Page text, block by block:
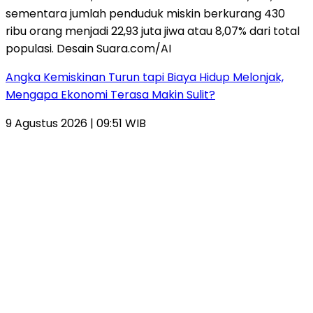
Angka Kemiskinan Turun tapi Biaya Hidup Melonjak,
Mengapa Ekonomi Terasa Makin Sulit?
9 Agustus 2026 | 09:51 WIB